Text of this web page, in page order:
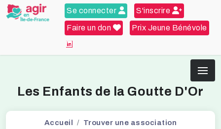
Se connecter S'inscrire
Faire un don Prix Jeune Bénévole
Les Enfants de la Goutte D'Or
Accueil
Trouver une association